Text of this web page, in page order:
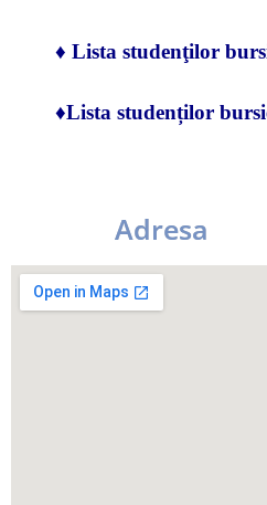
♦ Lista studenţilor
♦Lista studenților
Adresa